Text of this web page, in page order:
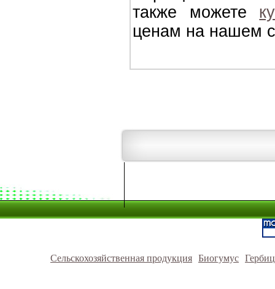
также можете
ценам на нашем
Сельскохозяйственная продукция Биогумус